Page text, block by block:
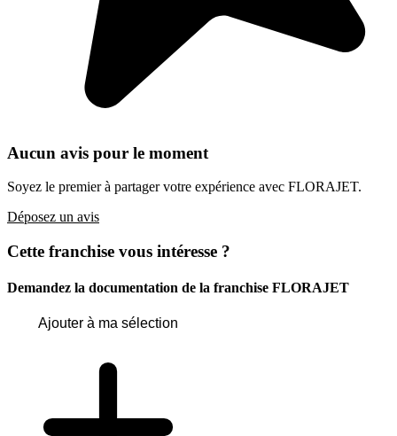
Aucun avis pour le moment
Soyez le premier à partager votre expérience avec FLORAJET.
Déposez un avis
Cette franchise vous intéresse ?
Demandez la documentation de la franchise FLORAJET
Ajouter à ma sélection